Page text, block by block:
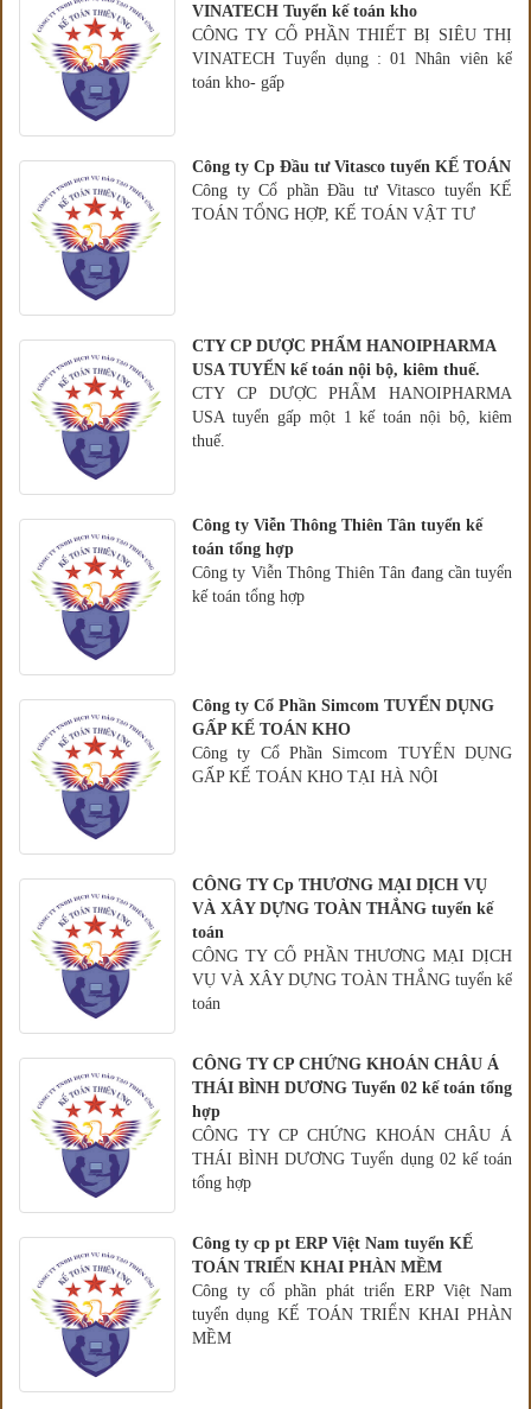
VINATECH Tuyển kế toán kho
CÔNG TY CỔ PHẦN THIẾT BỊ SIÊU THỊ
VINATECH Tuyển dụng : 01 Nhân viên kế
toán kho- gấp
Công ty Cp Đầu tư Vitasco tuyển KẾ TOÁN
Công ty Cổ phần Đầu tư Vitasco tuyển KẾ
TOÁN TỔNG HỢP, KẾ TOÁN VẬT TƯ
CTY CP DƯỢC PHẨM HANOIPHARMA
USA TUYỂN kế toán nội bộ, kiêm thuế.
CTY CP DƯỢC PHẨM HANOIPHARMA
USA tuyển gấp một 1 kế toán nội bộ, kiêm
thuế.
Công ty Viễn Thông Thiên Tân tuyển kế
toán tổng hợp
Công ty Viễn Thông Thiên Tân đang cần tuyển
kế toán tổng hợp
Công ty Cổ Phần Simcom TUYỂN DỤNG
GẤP KẾ TOÁN KHO
Công ty Cổ Phần Simcom TUYỂN DỤNG
GẤP KẾ TOÁN KHO TẠI HÀ NỘI
CÔNG TY Cp THƯƠNG MẠI DỊCH VỤ
VÀ XÂY DỰNG TOÀN THẮNG tuyển kế
toán
CÔNG TY CỔ PHẦN THƯƠNG MẠI DỊCH
VỤ VÀ XÂY DỰNG TOÀN THẮNG tuyển kế
toán
CÔNG TY CP CHỨNG KHOÁN CHÂU Á
THÁI BÌNH DƯƠNG Tuyển 02 kế toán tổng
hợp
CÔNG TY CP CHỨNG KHOÁN CHÂU Á
THÁI BÌNH DƯƠNG Tuyển dụng 02 kế toán
tổng hợp
Công ty cp pt ERP Việt Nam tuyển KẾ
TOÁN TRIỂN KHAI PHÀN MỀM
Công ty cổ phần phát triển ERP Việt Nam
tuyển dụng KẾ TOÁN TRIỂN KHAI PHÀN
MỀM